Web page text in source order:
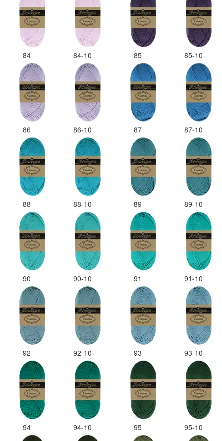
84 84-10 85 85-10
86 86-10 87 87-10
88 88-10 89 89-10
90 90-10 91 91-10
92 92-10 93 93-10
94 94-10 95 95-10